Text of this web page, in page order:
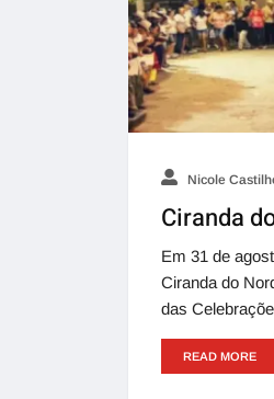
Nicole
Ciranda
Em 31 de
Ciranda do
das
READ MORE